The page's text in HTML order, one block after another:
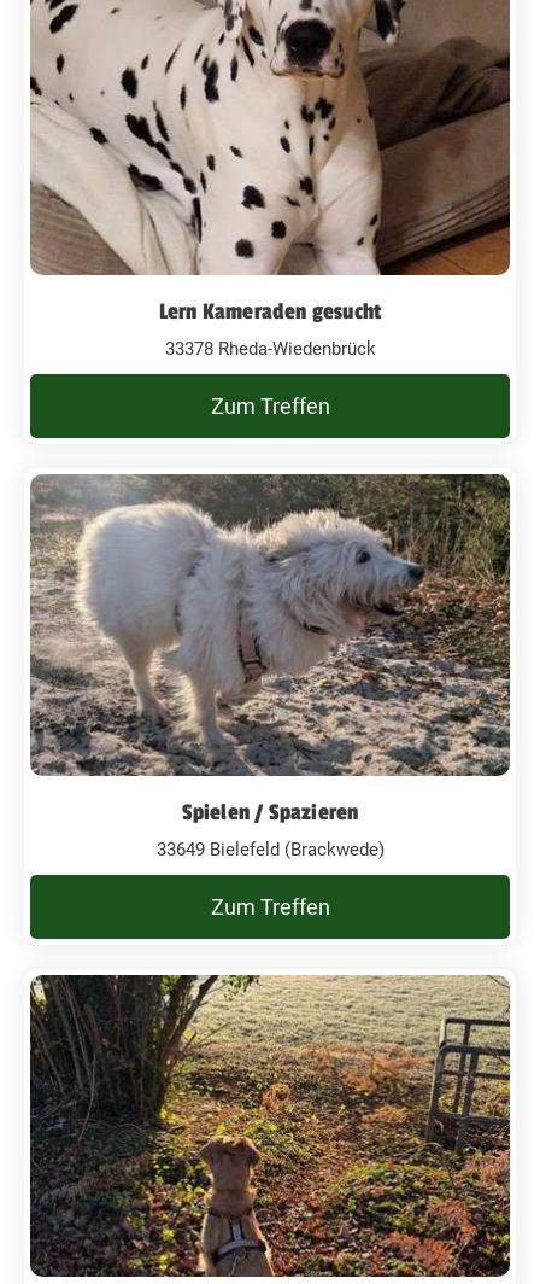
Lern Kameraden gesucht
33378 Rheda-Wiedenbrück
Zum Treffen
Spielen / Spazieren
33649 Bielefeld (Brackwede)
Zum Treffen